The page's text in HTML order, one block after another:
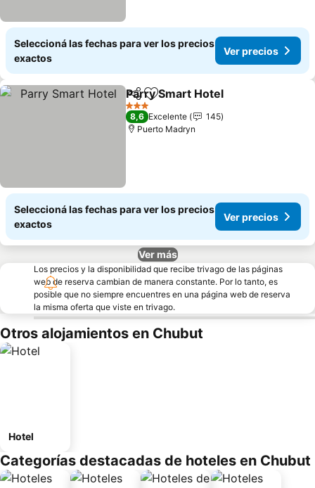
Seleccioná las fechas para ver los precios
exactos
Ver precios
CompartirAñadir a favoritos
Parry Smart Hotel
3 Estrellas
8,6 Excelente
145
Puerto Madryn
Seleccioná las fechas para ver los precios
exactos
Ver precios
Ver más
Los precios y la disponibilidad que recibe trivago de las páginas
web de reserva cambian de manera constante. Por lo tanto, es
posible que no siempre encuentres en una página web de reserva
la misma oferta que viste en trivago.
Otros alojamientos en Chubut
Hotel
Categorías destacadas de hoteles en Chubut